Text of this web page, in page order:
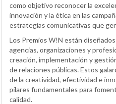
como objetivo reconocer la
innovación y la ética en las
estrategias comunicativas que
Los Premios W!N están
agencias, organizaciones y
creación, implementación y
de relaciones públicas. Estos
de la creatividad, efectividad e
pilares fundamentales para
calidad.